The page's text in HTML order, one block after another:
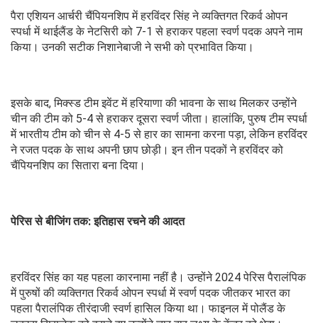
पैरा एशियन आर्चरी चैंपियनशिप में हरविंदर सिंह ने व्यक्तिगत रिकर्व ओपन
स्पर्धा में थाईलैंड के नेटसिरी को 7-1 से हराकर पहला स्वर्ण पदक अपने नाम
किया। उनकी सटीक निशानेबाजी ने सभी को प्रभावित किया।
इसके बाद, मिक्स्ड टीम इवेंट में हरियाणा की भावना के साथ मिलकर उन्होंने
चीन की टीम को 5-4 से हराकर दूसरा स्वर्ण जीता। हालांकि, पुरुष टीम स्पर्धा
में भारतीय टीम को चीन से 4-5 से हार का सामना करना पड़ा, लेकिन हरविंदर
ने रजत पदक के साथ अपनी छाप छोड़ी। इन तीन पदकों ने हरविंदर को
चैंपियनशिप का सितारा बना दिया।
पेरिस से बीजिंग तक: इतिहास रचने की आदत
हरविंदर सिंह का यह पहला कारनामा नहीं है। उन्होंने 2024 पेरिस पैरालंपिक
में पुरुषों की व्यक्तिगत रिकर्व ओपन स्पर्धा में स्वर्ण पदक जीतकर भारत का
पहला पैरालंपिक तीरंदाजी स्वर्ण हासिल किया था। फाइनल में पोलैंड के